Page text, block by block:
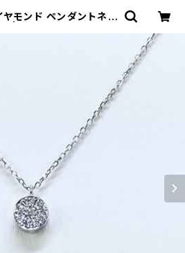
モンド ペンダントネッ